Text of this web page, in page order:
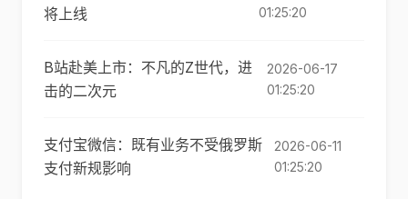
将上线
01:25:20
B站赴美上市：不凡的Z世代，进
击的二次元
2026-06-17
01:25:20
支付宝微信：既有业务不受俄罗斯
支付新规影响
2026-06-11
01:25:20